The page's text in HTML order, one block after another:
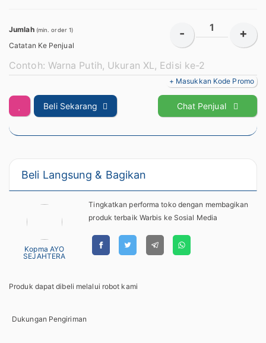
Jumlah (min. order 1) - +
Catatan Ke Penjual
+ Masukkan Kode Promo
Beli Sekarang Chat Penjual
Beli Langsung & Bagikan
Kopma AYO
SEJAHTERA
Tingkatkan performa toko dengan membagikan
produk terbaik Warbis ke Sosial Media
Produk dapat dibeli melalui robot kami
Dukungan Pengiriman